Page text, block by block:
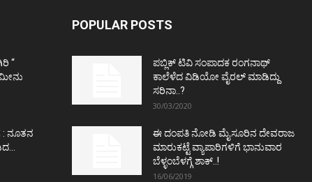
“
: ನೂತನ
POPULAR POSTS
ಪಬ್ಲಿಕ್ ಟಿವಿ ಸಂಪಾದಕ ರಂಗನಾಥ್
ಕಾಲೆಳೆದ ವಿಡಿಯೋ ವೈರಲ್ ಮಾಡಿದ್ದು
ಸರಿನಾ..?
30/03/2020
ಈ ದಂಪತಿ ನೋಡಿ ಮೈಸೂರಿನ ದೇವರಾಜ
ಮಾರುಕಟ್ಟೆ ವ್ಯಾಪಾರಿಗಳಿಗೆ ಭಾನುವಾರ
ಬೆಳ್ಳಂಬೆಳಗ್ಗೆ ಶಾಕ್..!
16/06/2019